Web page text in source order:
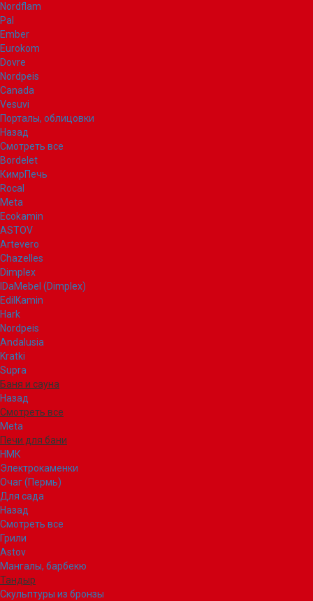
Nordflam
Pal
Ember
Eurokom
Dovre
Nordpeis
Canada
Vesuvi
Порталы, облицовки
Назад
Смотреть все
Bordelet
КимрПечь
Rocal
Meta
Ecokamin
ASTOV
Artevero
Chazelles
Dimplex
IDaMebel (Dimplex)
EdilKamin
Hark
Nordpeis
Andalusia
Kratki
Supra
Баня и сауна
Назад
Смотреть все
Meta
Печи для бани
НМК
Электрокаменки
Очаг (Пермь)
Для сада
Назад
Смотреть все
Грили
Astov
Мангалы, барбекю
Тандыр
Скульптуры из бронзы